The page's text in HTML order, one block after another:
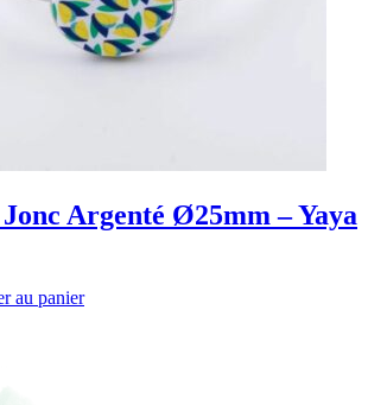
Argenté Ø25mm – Yaya
au panier